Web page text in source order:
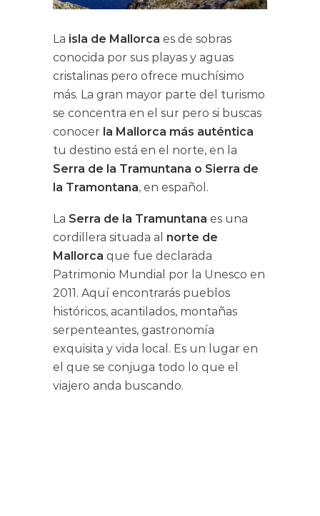
La isla de Mallorca es de sobras
conocida por sus playas y aguas
cristalinas pero ofrece muchísimo
más. La gran mayor parte del turismo
se concentra en el sur pero si buscas
conocer la Mallorca más auténtica
tu destino está en el norte, en la
Serra de la Tramuntana o Sierra de
la Tramontana, en español.
La Serra de la Tramuntana es una
cordillera situada al norte de
Mallorca que fue declarada
Patrimonio Mundial por la Unesco en
2011. Aquí encontrarás pueblos
históricos, acantilados, montañas
serpenteantes, gastronomía
exquisita y vida local. Es un lugar en
el que se conjuga todo lo que el
viajero anda buscando.